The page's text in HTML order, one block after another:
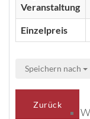
Veranstaltung
Einzelpreis
Speichern nach
Zurück